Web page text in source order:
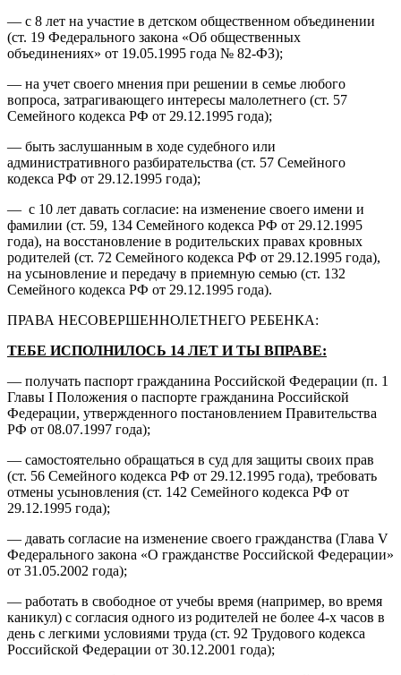
— с 8 лет на участие в детском общественном объединении
(ст. 19 Федерального закона «Об общественных
объединениях» от 19.05.1995 года № 82-ФЗ);
— на учет своего мнения при решении в семье любого
вопроса, затрагивающего интересы малолетнего (ст. 57
Семейного кодекса РФ от 29.12.1995 года);
— быть заслушанным в ходе судебного или
административного разбирательства (ст. 57 Семейного
кодекса РФ от 29.12.1995 года);
— с 10 лет давать согласие: на изменение своего имени и
фамилии (ст. 59, 134 Семейного кодекса РФ от 29.12.1995
года), на восстановление в родительских правах кровных
родителей (ст. 72 Семейного кодекса РФ от 29.12.1995 года),
на усыновление и передачу в приемную семью (ст. 132
Семейного кодекса РФ от 29.12.1995 года).
ПРАВА НЕСОВЕРШЕННОЛЕТНЕГО РЕБЕНКА:
ТЕБЕ ИСПОЛНИЛОСЬ 14 ЛЕТ И ТЫ ВПРАВЕ:
— получать паспорт гражданина Российской Федерации (п. 1
Главы I Положения о паспорте гражданина Российской
Федерации, утвержденного постановлением Правительства
РФ от 08.07.1997 года);
— самостоятельно обращаться в суд для защиты своих прав
(ст. 56 Семейного кодекса РФ от 29.12.1995 года), требовать
отмены усыновления (ст. 142 Семейного кодекса РФ от
29.12.1995 года);
— давать согласие на изменение своего гражданства (Глава V
Федерального закона «О гражданстве Российской Федерации»
от 31.05.2002 года);
— работать в свободное от учебы время (например, во время
каникул) с согласия одного из родителей не более 4-х часов в
день с легкими условиями труда (ст. 92 Трудового кодекса
Российской Федерации от 30.12.2001 года);